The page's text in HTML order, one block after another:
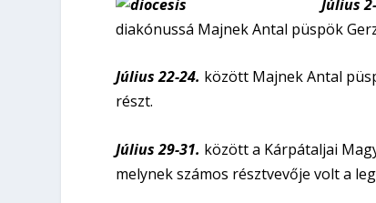
Július
diakónussá Majnek Antal püspök
Július 22-24. között Majnek Antal
részt.
Július 29-31. között a Kárpátaljai
melynek számos résztvevője volt a